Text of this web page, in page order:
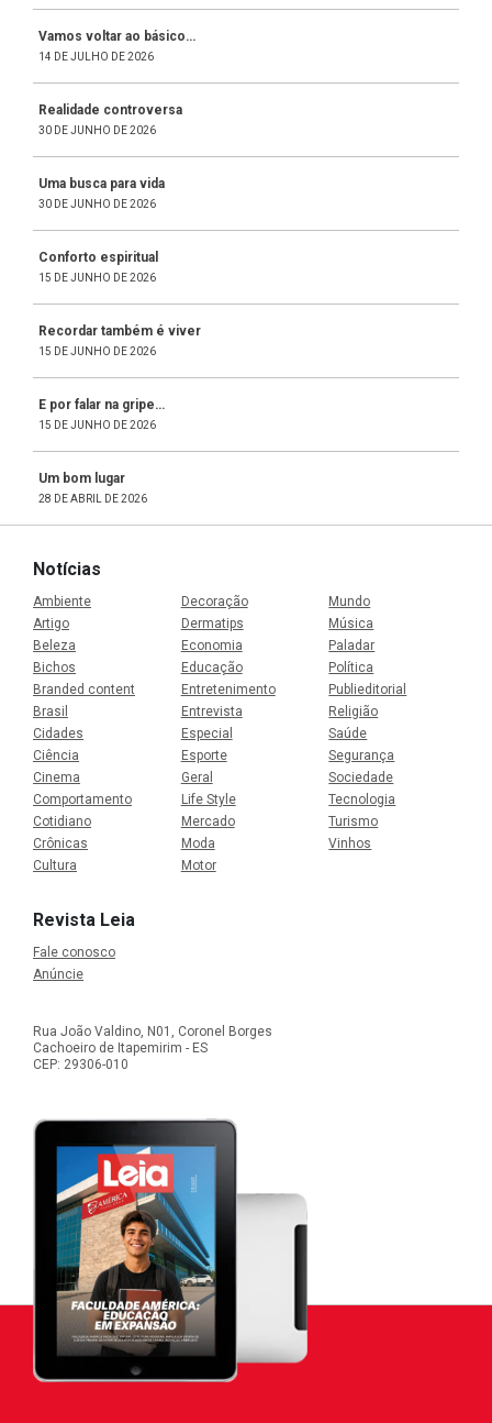
Vamos voltar ao básico…
14 DE JULHO DE 2026
Realidade controversa
30 DE JUNHO DE 2026
Uma busca para vida
30 DE JUNHO DE 2026
Conforto espiritual
15 DE JUNHO DE 2026
Recordar também é viver
15 DE JUNHO DE 2026
E por falar na gripe…
15 DE JUNHO DE 2026
Um bom lugar
28 DE ABRIL DE 2026
Notícias
Ambiente
Artigo
Beleza
Bichos
Branded content
Brasil
Cidades
Ciência
Cinema
Comportamento
Cotidiano
Crônicas
Cultura
Decoração
Dermatips
Economia
Educação
Entretenimento
Entrevista
Especial
Esporte
Geral
Life Style
Mercado
Moda
Motor
Mundo
Música
Paladar
Política
Publieditorial
Religião
Saúde
Segurança
Sociedade
Tecnologia
Turismo
Vinhos
Revista Leia
Fale conosco
Anúncie
Rua João Valdino, N01, Coronel Borges
Cachoeiro de Itapemirim - ES
CEP: 29306-010